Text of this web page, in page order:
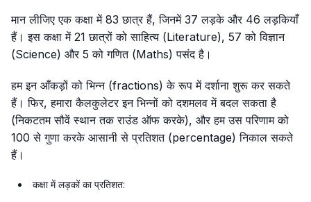
मान लीजिए एक कक्षा में 83 छात्र हैं, जिनमें 37 लड़के और 46 लड़कियाँ
हैं। इस कक्षा में 21 छात्रों को साहित्य (Literature), 57 को विज्ञान
(Science) और 5 को गणित (Maths) पसंद है।
हम इन आँकड़ों को भिन्न (fractions) के रूप में दर्शाना शुरू कर सकते
हैं। फिर, हमारा कैलकुलेटर इन भिन्नों को दशमलव में बदल सकता है
(निकटतम सौवें स्थान तक राउंड ऑफ करके), और हम उस परिणाम को
100 से गुणा करके आसानी से प्रतिशत (percentage) निकाल सकते
हैं।
कक्षा में लड़कों का प्रतिशत: